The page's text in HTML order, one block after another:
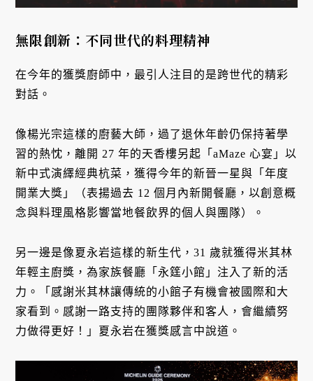
無限創新：不同世代的料理精神
在今年的獲獎廚師中，最引人注目的是跨世代的精彩
對話。
像楊光宗這樣的廚藝大師，過了退休年齡仍保持著學
習的熱忱，離開 27 年的天香樓另起「aMaze 心宴」以
新中式演繹經典杭菜，獲得今年的新晉一星與「年度
開業大獎」（表揚過去 12 個月內新開餐廳，以創意概
念與料理風格影響當地餐飲界的個人與團隊）。
另一邊是像夏永岩這樣的新生代，31 歲就獲得米其林
年輕主廚獎，為家族餐廳「永筳小館」注入了新的活
力。「感謝米其林讓傳統的小館子有機會被國際和大
家看到。感謝一路支持的團隊夥伴和客人，會繼續努
力做得更好！」夏永岩在獲獎感言中說道。